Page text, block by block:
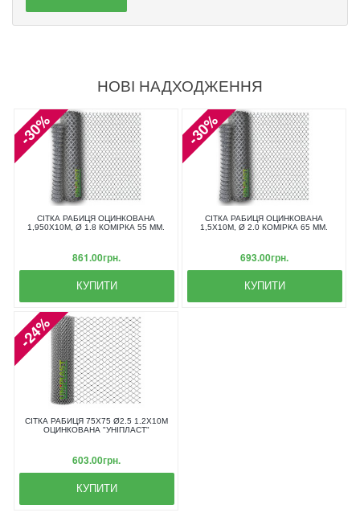
НОВІ НАДХОДЖЕННЯ
-30%
СІТКА РАБИЦЯ ОЦИНКОВАНА
1,950X10М, Ø 1.8 КОМІРКА 55 ММ.
861.00грн.
КУПИТИ
-30%
СІТКА РАБИЦЯ ОЦИНКОВАНА
1,5X10М, Ø 2.0 КОМІРКА 65 ММ.
693.00грн.
КУПИТИ
-24%
СІТКА РАБИЦЯ 75Х75 Ø2.5 1.2Х10М
ОЦИНКОВАНА "УНІПЛАСТ"
603.00грн.
КУПИТИ